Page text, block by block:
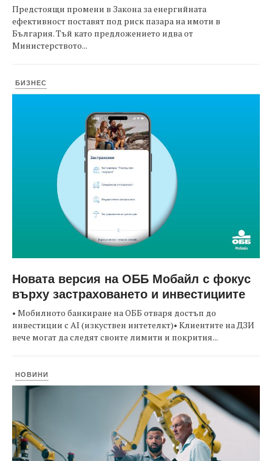
Предстоящи промени в Закона за енергийната
ефективност поставят под риск пазара на имоти в
България. Тъй като предложението идва от
Министерството...
БИЗНЕС
Новата версия на ОББ Мобайл с фокус
върху застраховането и инвестициите
• Мобилното банкиране на ОББ отваря достъп до
инвестиции с AI (изкуствен интетелкт)• Клиентите на ДЗИ
вече могат да следят своите лимити и покрития...
НОВИНИ